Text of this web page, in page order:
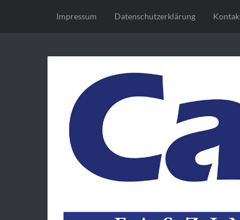
Impressum Datenschutz­erklärung